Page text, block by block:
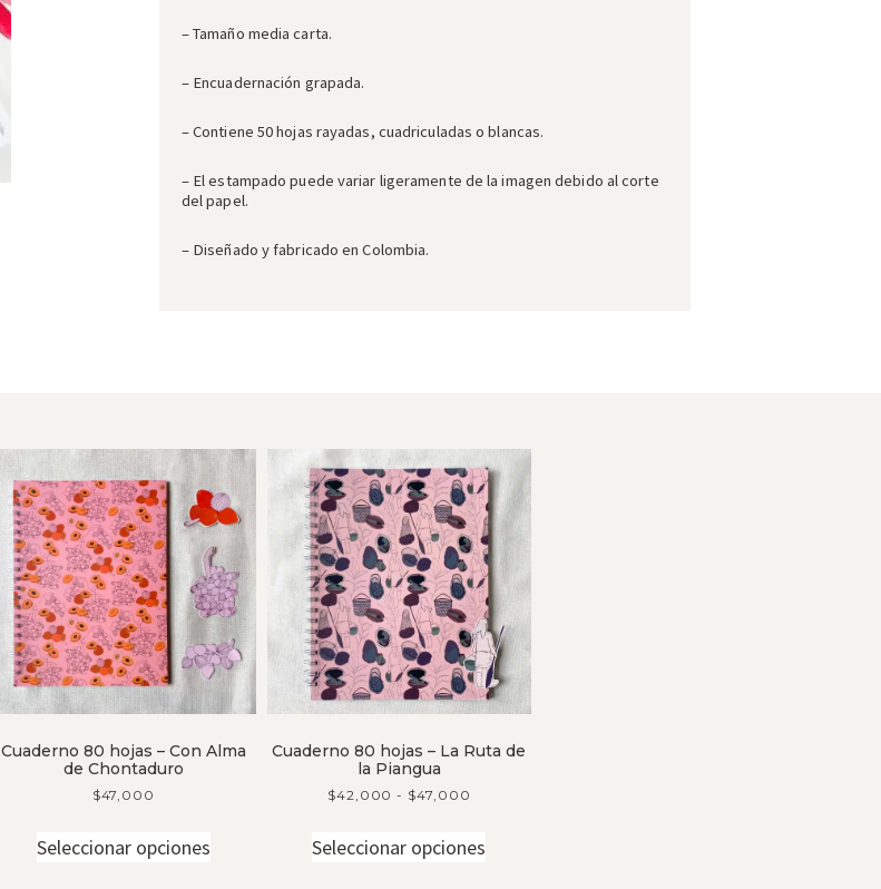
– Tamaño media carta.
– Encuadernación grapada.
– Contiene 50 hojas rayadas, cuadriculadas o blancas.
– El estampado puede variar ligeramente de la imagen debido al corte
del papel.
– Diseñado y fabricado en Colombia.
Cuaderno 80 hojas – Con Alma
de Chontaduro
$47,000
Seleccionar opciones
Cuaderno 80 hojas – La Ruta de
la Piangua
$42,000 - $47,000
Seleccionar opciones